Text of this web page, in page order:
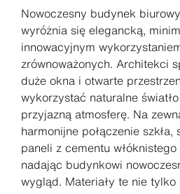
Nowoczesny budynek
wyróżnia się elegancką,
innowacyjnym
zrównoważonych. Architekci
duże okna i otwarte
wykorzystać naturalne
przyjazną atmosferę. Na
harmonijne połączenie
paneli z cementu
nadając budynkowi
wygląd. Materiały te nie